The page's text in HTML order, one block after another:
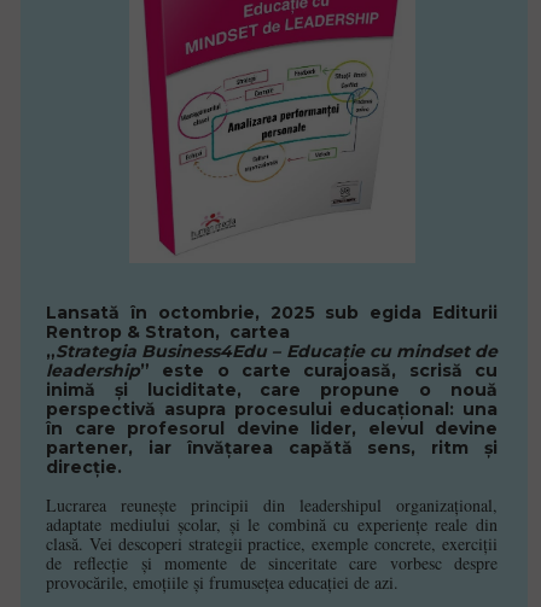
Lansată în octombrie, 2025 sub egida Editurii
Rentrop & Straton, cartea
„Strategia Business4Edu – Educație cu mindset de
leadership” este o carte curajoasă, scrisă cu
inimă și luciditate, care propune o nouă
perspectivă asupra procesului educațional: una
în care profesorul devine lider, elevul devine
partener, iar învățarea capătă sens, ritm și
direcție.
Lucrarea reunește principii din leadershipul organizațional,
adaptate mediului școlar, și le combină cu experiențe reale din
clasă. Vei descoperi strategii practice, exemple concrete, exerciții
de reflecție și momente de sinceritate care vorbesc despre
provocările, emoțiile și frumusețea educației de azi.